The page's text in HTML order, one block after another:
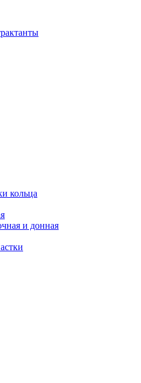
кольца
и донная